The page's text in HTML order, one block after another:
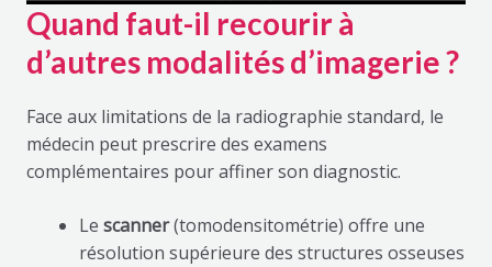
Quand faut-il recourir à
d’autres modalités d’imagerie ?
Face aux limitations de la radiographie standard, le
médecin peut prescrire des examens
complémentaires pour affiner son diagnostic.
Le scanner(tomodensitométrie) offre une
résolution supérieure des structures osseuses